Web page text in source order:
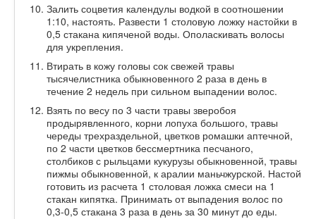
Залить соцветия календулы водкой в соотношении
1:10, настоять. Развести 1 столовую ложку настойки в
0,5 стакана кипяченой воды. Ополаскивать волосы
для укрепления.
Втирать в кожу головы сок свежей травы
тысячелистника обыкновенного 2 раза в день в
течение 2 недель при сильном выпадении волос.
Взять по весу по 3 части травы зверобоя
продырявленного, корни лопуха большого, травы
череды трехраздельной, цветков ромашки аптечной,
по 2 части цветков бессмертника песчаного,
столбиков с рыльцами кукурузы обыкновенной, травы
пижмы обыкновенной, к аралии маньчжурской. Настой
готовить из расчета 1 столовая ложка смеси на 1
стакан кипятка. Принимать от выпадения волос по
0,3-0,5 стакана 3 раза в день за 30 минут до еды.